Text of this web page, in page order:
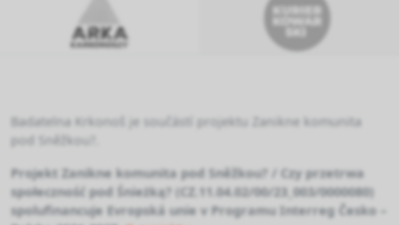
Badatelna Krkonoš je součástí projektu Zanikne komunita
pod Sněžkou?.
Projekt Zanikne komunita pod Sněžkou? / Czy przetrwa
społeczność pod Śnieżką? (CZ.11.04.02/00/23_003/0000080)
spolufinancuje Evropská unie v Programu Interreg Česko –